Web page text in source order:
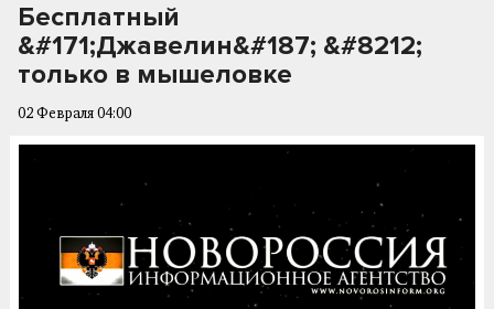
Бесплатный
&#171;Джавелин&#187; &#8212;
только в мышеловке
02 Февраля 04:00